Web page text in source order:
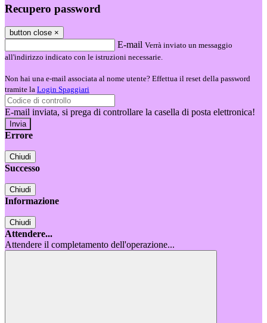
Recupero password
button close ×
E-mail Verrà inviato un messaggio
all'indirizzo indicato con le istruzioni necessarie.
Non hai una e-mail associata al nome utente? Effettua il reset della password
tramite la Login Spaggiari
E-mail inviata, si prega di controllare la casella di posta elettronica!
Errore
Chiudi
Successo
Chiudi
Informazione
Chiudi
Attendere...
Attendere il completamento dell'operazione...